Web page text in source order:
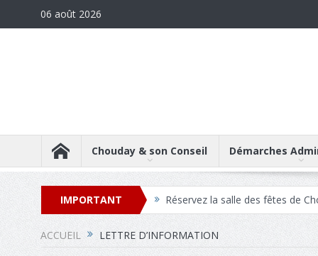
06 août 2026
Chouday & son Conseil Démarches
IMPORTANT
Réservez la salle des fêtes de
Réservez la maison des
ACCUEIL LETTRE D’INFORMATION